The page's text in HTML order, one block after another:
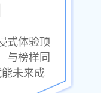
式体验顶
与榜样同
未来成